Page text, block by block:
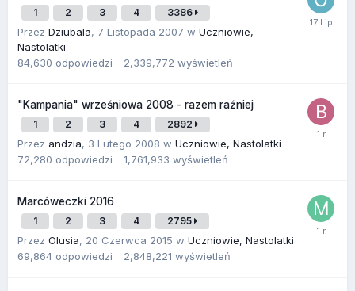
1 2 3 4 3386
Przez Dziubala, 7 Listopada 2007 w Uczniowie,
Nastolatki
84,630 odpowiedzi 2,339,772 wyświetleń
"Kampania" wrześniowa 2008 - razem raźniej
1 2 3 4 2892
Przez andzia, 3 Lutego 2008 w Uczniowie, Nastolatki
72,280 odpowiedzi 1,761,933 wyświetleń
Marcóweczki 2016
1 2 3 4 2795
Przez Olusia, 20 Czerwca 2015 w Uczniowie, Nastolatki
69,864 odpowiedzi 2,848,221 wyświetleń